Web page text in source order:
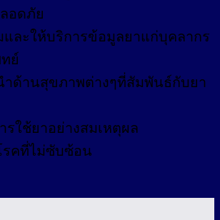
อดภัย
ละให้บริการข้อมูลยาแก่บุคลากร
ย์
ำด้านสุขภาพต่างๆที่สัมพันธ์กับยา
ใช้ยาอย่างสมเหตุผล
รคที่ไม่ซับซ้อน